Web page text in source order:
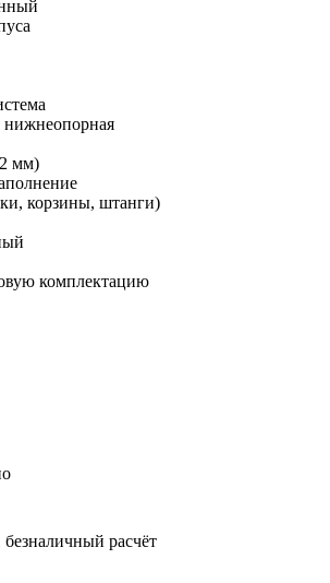
мм)
корзины, штанги)
комплектацию
расчёт